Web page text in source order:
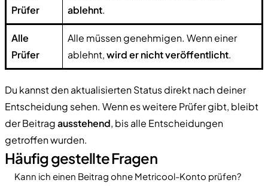
Prüfer
ablehnt.
Alle
Prüfer
Alle müssen genehmigen. Wenn einer
ablehnt,wird er nicht veröffentlicht.
Du kannst den aktualisierten Status direkt nach deiner
Entscheidung sehen. Wenn es weitere Prüfer gibt, bleibt
der Beitragausstehend, bis alle Entscheidungen
getroffen wurden.
Häufig gestellte Fragen
Kann ich einen Beitrag ohne Metricool-Konto prüfen?